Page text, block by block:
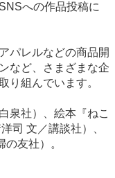
への作品投稿に
パレルなどの商品開
など、さまざまな企
り組んでいます。
泉社）、絵本『ねこ
司 文／講談社）、
友社）。